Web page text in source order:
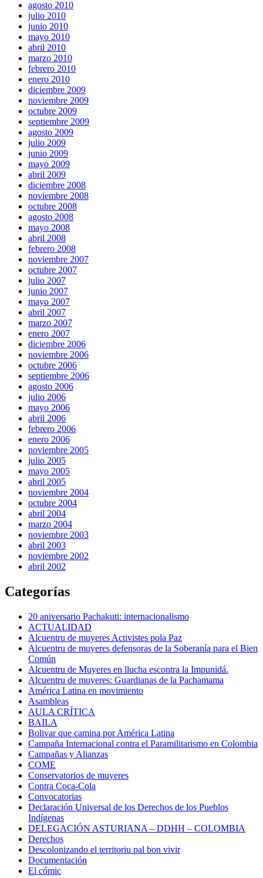
agosto 2010
julio 2010
junio 2010
mayo 2010
abril 2010
marzo 2010
febrero 2010
enero 2010
diciembre 2009
noviembre 2009
octubre 2009
septiembre 2009
agosto 2009
julio 2009
junio 2009
mayo 2009
abril 2009
diciembre 2008
noviembre 2008
octubre 2008
agosto 2008
mayo 2008
abril 2008
febrero 2008
noviembre 2007
octubre 2007
julio 2007
junio 2007
mayo 2007
abril 2007
marzo 2007
enero 2007
diciembre 2006
noviembre 2006
octubre 2006
septiembre 2006
agosto 2006
julio 2006
mayo 2006
abril 2006
febrero 2006
enero 2006
noviembre 2005
julio 2005
mayo 2005
abril 2005
noviembre 2004
octubre 2004
abril 2004
marzo 2004
noviembre 2003
abril 2003
noviembre 2002
abril 2002
Categorías
20 aniversario Pachakuti: internacionalismo
ACTUALIDAD
Alcuentru de muyeres Activistes pola Paz
Alcuentru de muyeres defensoras de la Soberanía para el Bien
Común
Alcuentru de Muyeres en llucha escontra la Impunidá.
Alcuentru de muyeres: Guardianas de la Pachamama
América Latina en movimiento
Asambleas
AULA CRÍTICA
BAILA
Bolivar que camina por América Latina
Campaña Internacional contra el Paramilitarismo en Colombia
Campañas y Alianzas
COME
Conservatorios de muyeres
Contra Coca-Cola
Convocatorias
Declaración Universal de los Derechos de los Pueblos
Indígenas
DELEGACIÓN ASTURIANA – DDHH – COLOMBIA
Derechos
Descolonizando el territoriu pal bon vivir
Documentación
El cómic